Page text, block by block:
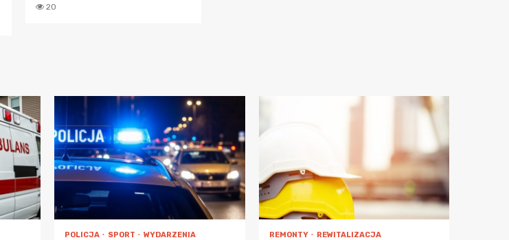
20
POLICJA SPORT WYDARZENIA REMONTY REWITALIZACJA